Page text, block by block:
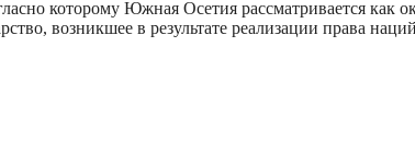
которому Южная Осетия рассматривается как
возникшее в результате реализации права